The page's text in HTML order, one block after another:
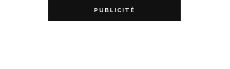
PUBLICITÉ